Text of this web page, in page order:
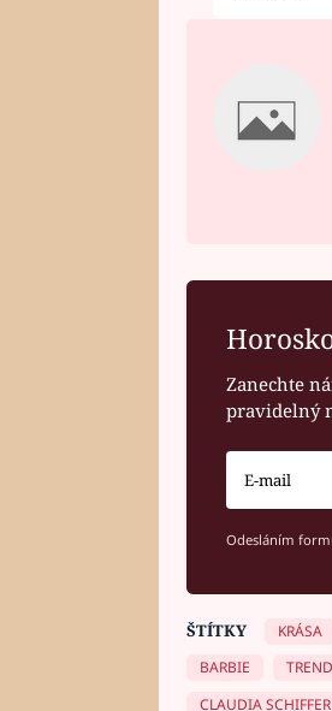
Zanechte
pravidelný
Odesláním
ŠTÍTKY KRÁSA
BARBIE
TREND
CLAUDIA SCHIFFER